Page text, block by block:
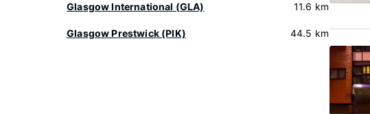
Glasgow International (GLA) 11.6 km
Glasgow Prestwick (PIK) 44.5 km